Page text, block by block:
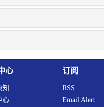
心
知
心
订阅
RSS
Email Alert